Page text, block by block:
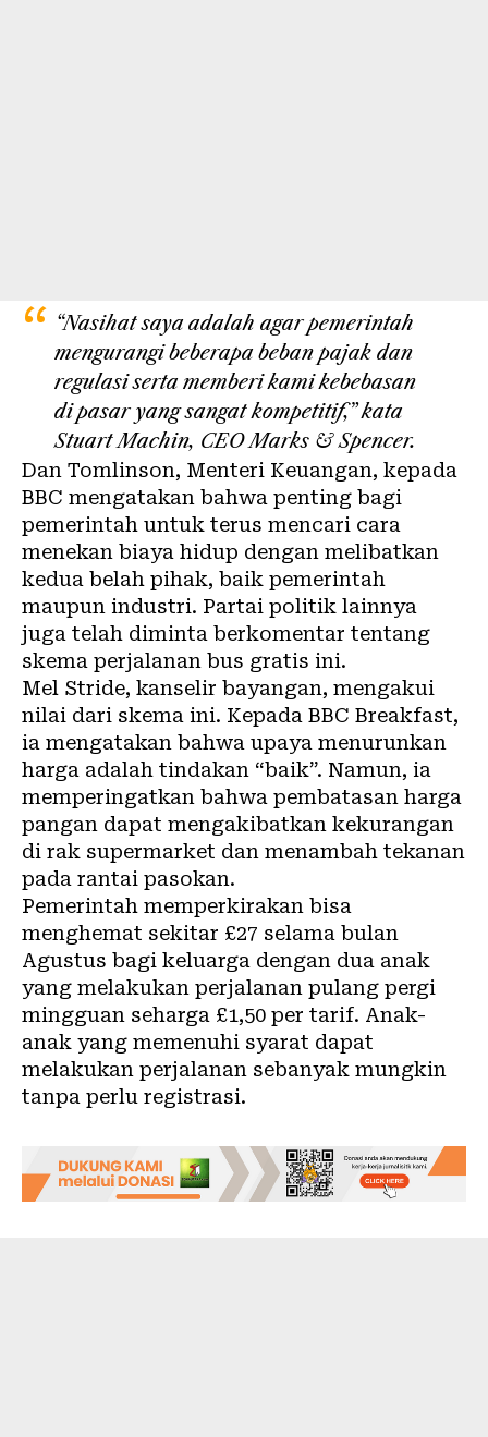
“Nasihat saya adalah agar pemerintah
mengurangi beberapa beban pajak dan
regulasi serta memberi kami kebebasan
di pasar yang sangat kompetitif,” kata
Stuart Machin, CEO Marks & Spencer.
Dan Tomlinson, Menteri Keuangan, kepada
BBC mengatakan bahwa penting bagi
pemerintah untuk terus mencari cara
menekan biaya hidup dengan melibatkan
kedua belah pihak, baik pemerintah
maupun industri. Partai politik lainnya
juga telah diminta berkomentar tentang
skema perjalanan bus gratis ini.
Mel Stride, kanselir bayangan, mengakui
nilai dari skema ini. Kepada BBC Breakfast,
ia mengatakan bahwa upaya menurunkan
harga adalah tindakan “baik”. Namun, ia
memperingatkan bahwa pembatasan harga
pangan dapat mengakibatkan kekurangan
di rak supermarket dan menambah tekanan
pada rantai pasokan.
Pemerintah memperkirakan bisa
menghemat sekitar £27 selama bulan
Agustus bagi keluarga dengan dua anak
yang melakukan perjalanan pulang pergi
mingguan seharga £1,50 per tarif. Anak-
anak yang memenuhi syarat dapat
melakukan perjalanan sebanyak mungkin
tanpa perlu registrasi.